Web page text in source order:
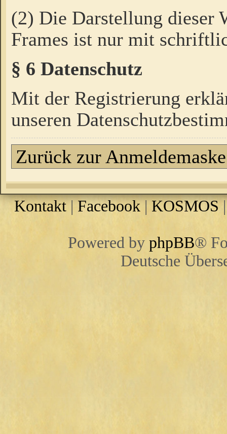
(2) Die Darstellung dieser
Frames ist nur mit
§ 6 Datenschutz
Mit der Registrierung
unseren
Zurück zur Anmeldemaske
Kontakt|Facebook|KOSMOS
Powered by phpBB®
Deutsche